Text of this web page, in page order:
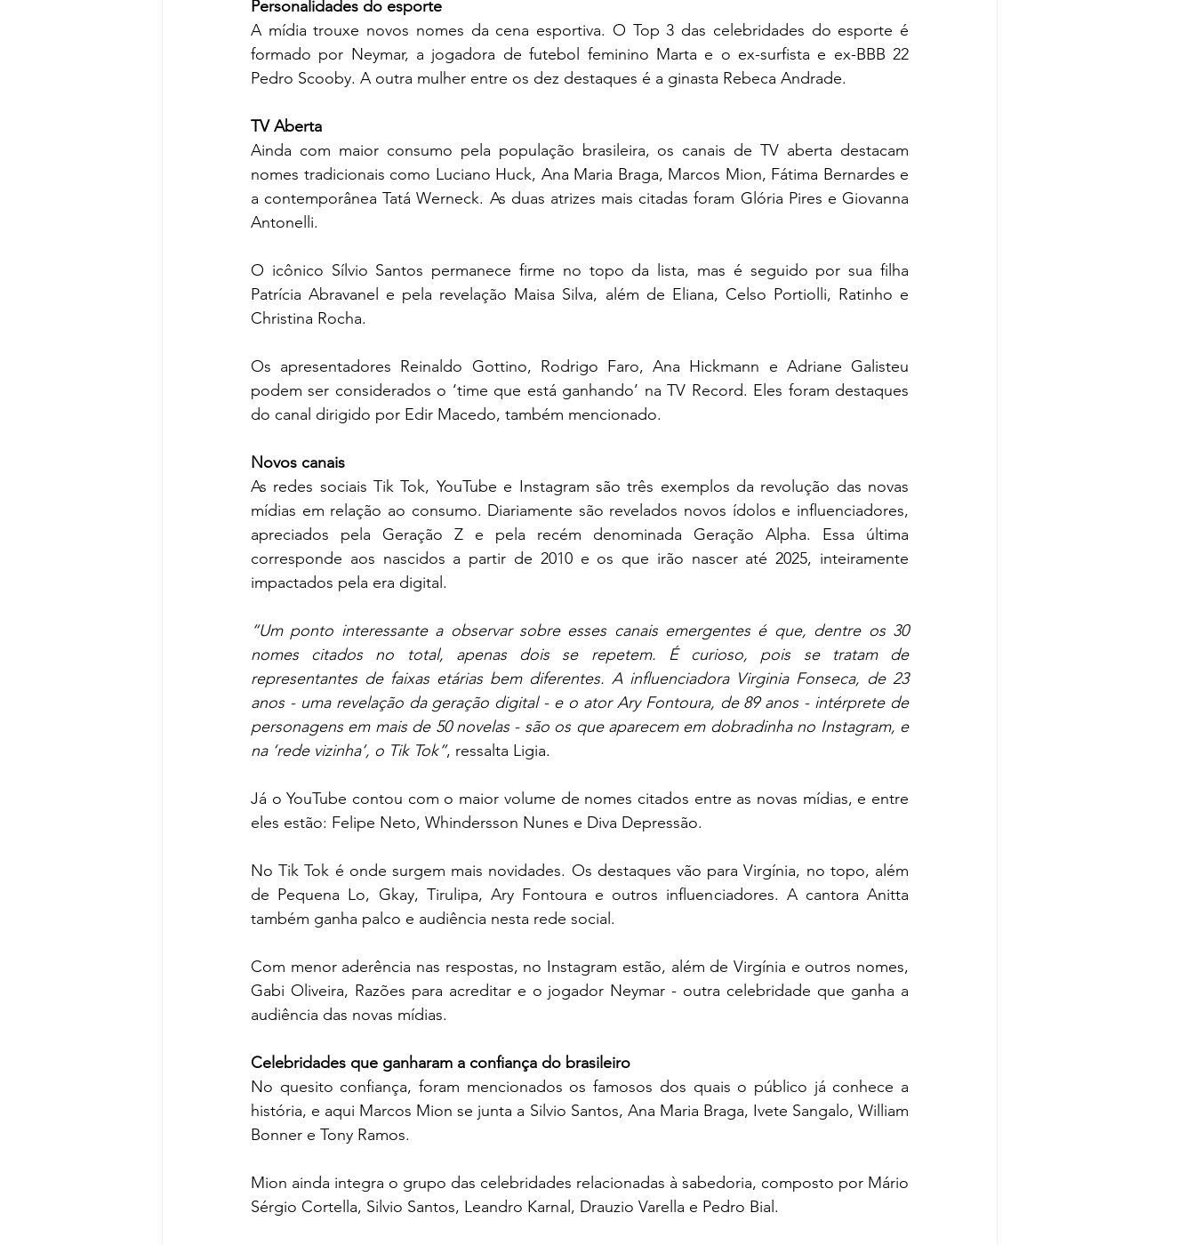
Personalidades do esporte
A mídia trouxe novos nomes da cena esportiva. O Top 3 das celebridades do esporte é
formado por Neymar, a jogadora de futebol feminino Marta e o ex-surfista e ex-BBB 22
Pedro Scooby. A outra mulher entre os dez destaques é a ginasta Rebeca Andrade.
TV Aberta
Ainda com maior consumo pela população brasileira, os canais de TV aberta destacam
nomes tradicionais como Luciano Huck, Ana Maria Braga, Marcos Mion, Fátima Bernardes e
a contemporânea Tatá Werneck. As duas atrizes mais citadas foram Glória Pires e Giovanna
Antonelli.
O icônico Sílvio Santos permanece firme no topo da lista, mas é seguido por sua filha
Patrícia Abravanel e pela revelação Maisa Silva, além de Eliana, Celso Portiolli, Ratinho e
Christina Rocha.
Os apresentadores Reinaldo Gottino, Rodrigo Faro, Ana Hickmann e Adriane Galisteu
podem ser considerados o ‘time que está ganhando’ na TV Record. Eles foram destaques
do canal dirigido por Edir Macedo, também mencionado.
Novos canais
As redes sociais Tik Tok, YouTube e Instagram são três exemplos da revolução das novas
mídias em relação ao consumo. Diariamente são revelados novos ídolos e influenciadores,
apreciados pela Geração Z e pela recém denominada Geração Alpha. Essa última
corresponde aos nascidos a partir de 2010 e os que irão nascer até 2025, inteiramente
impactados pela era digital.
“Um ponto interessante a observar sobre esses canais emergentes é que, dentre os 30
nomes citados no total, apenas dois se repetem. É curioso, pois se tratam de
representantes de faixas etárias bem diferentes. A influenciadora Virginia Fonseca, de 23
anos - uma revelação da geração digital - e o ator Ary Fontoura, de 89 anos - intérprete de
personagens em mais de 50 novelas - são os que aparecem em dobradinha no Instagram, e
na ‘rede vizinha’, o Tik Tok”, ressalta Ligia.
Já o YouTube contou com o maior volume de nomes citados entre as novas mídias, e entre
eles estão: Felipe Neto, Whindersson Nunes e Diva Depressão.
No Tik Tok é onde surgem mais novidades. Os destaques vão para Virgínia, no topo, além
de Pequena Lo, Gkay, Tirulipa, Ary Fontoura e outros influenciadores. A cantora Anitta
também ganha palco e audiência nesta rede social.
Com menor aderência nas respostas, no Instagram estão, além de Virgínia e outros nomes,
Gabi Oliveira, Razões para acreditar e o jogador Neymar - outra celebridade que ganha a
audiência das novas mídias.
Celebridades que ganharam a confiança do brasileiro
No quesito confiança, foram mencionados os famosos dos quais o público já conhece a
história, e aqui Marcos Mion se junta a Silvio Santos, Ana Maria Braga, Ivete Sangalo, William
Bonner e Tony Ramos.
Mion ainda integra o grupo das celebridades relacionadas à sabedoria, composto por Mário
Sérgio Cortella, Silvio Santos, Leandro Karnal, Drauzio Varella e Pedro Bial.